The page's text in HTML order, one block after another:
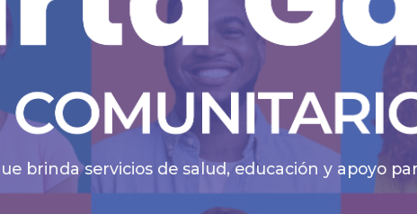
brinda servicios de salud, educación y apoyo